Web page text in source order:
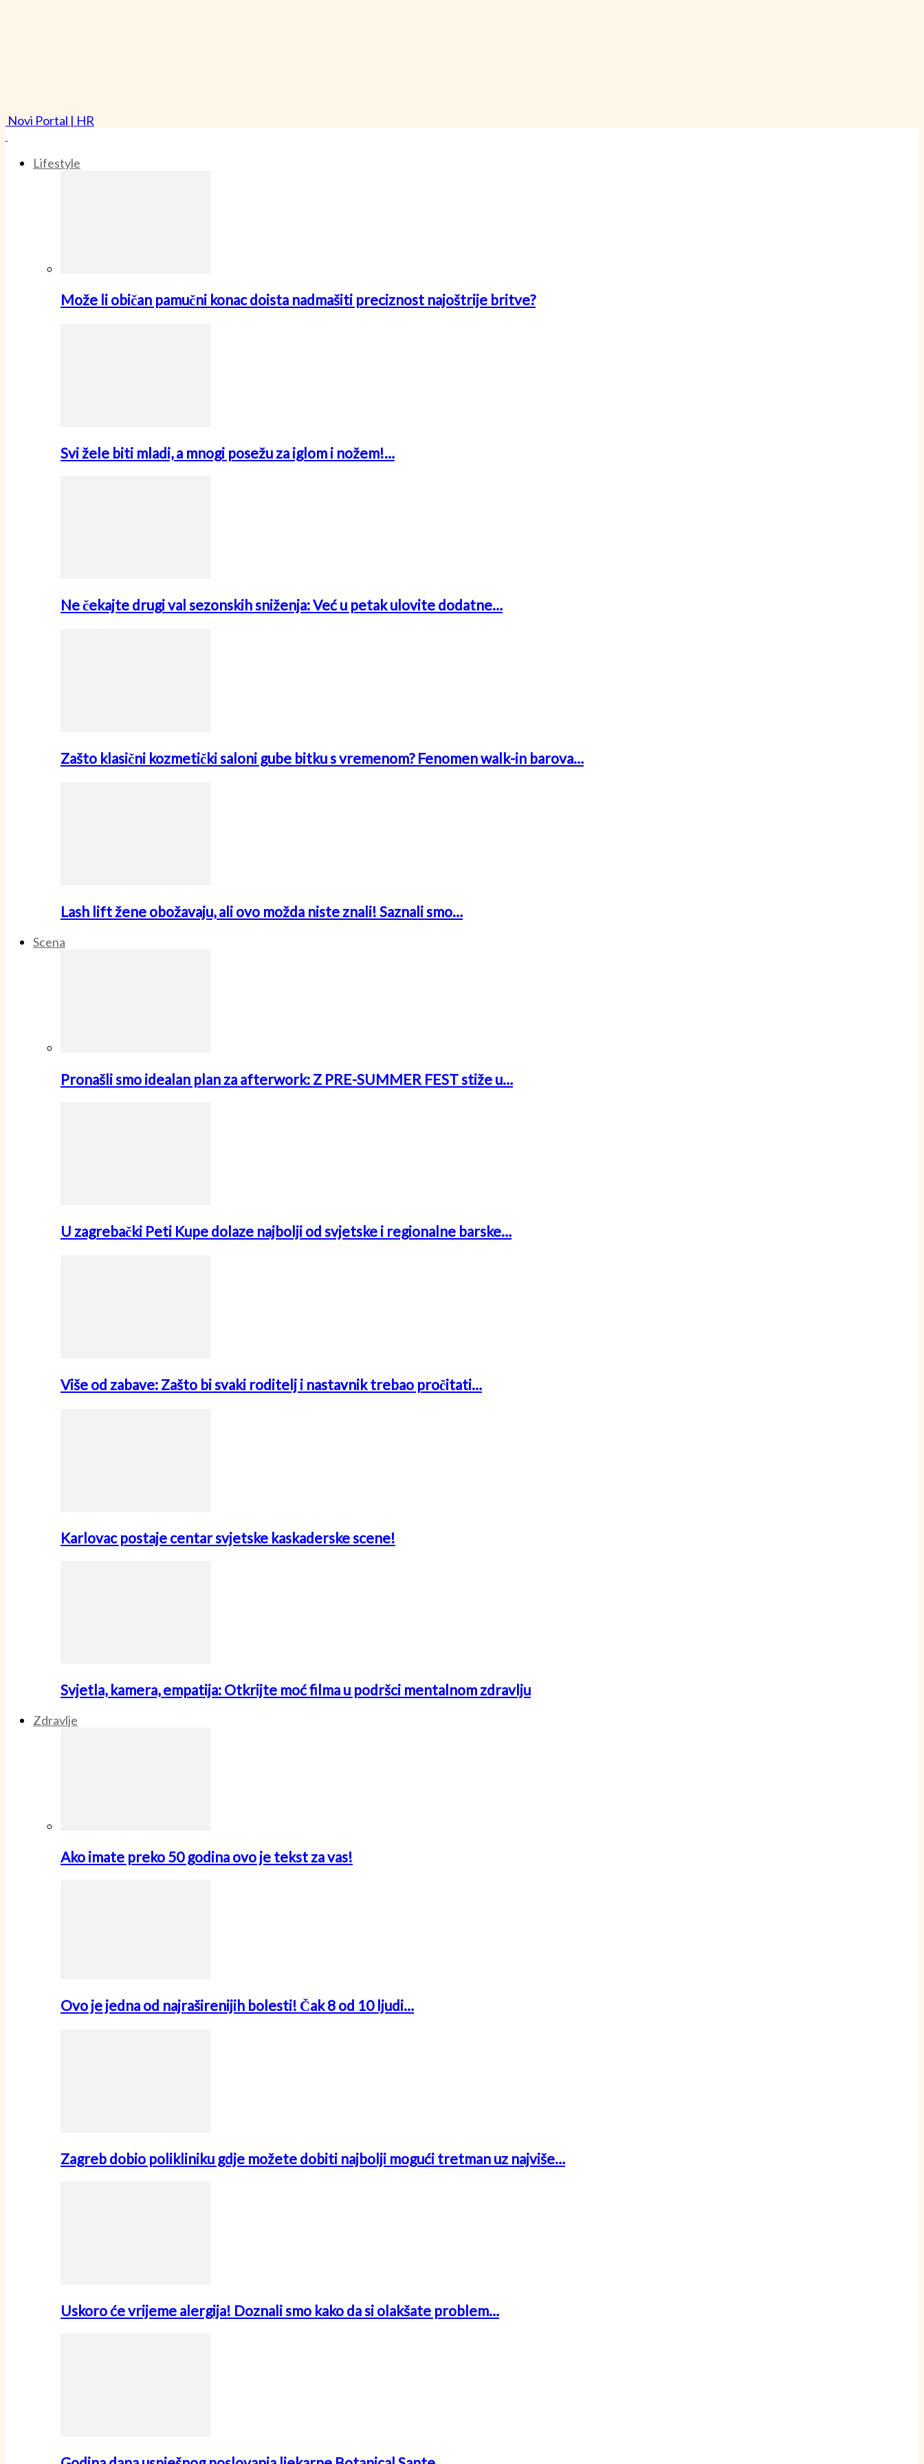
Novi Portal | HR
Lifestyle
Može li običan pamučni konac doista nadmašiti preciznost najoštrije britve?
Svi žele biti mladi, a mnogi posežu za iglom i nožem!…
Ne čekajte drugi val sezonskih sniženja: Već u petak ulovite dodatne…
Zašto klasični kozmetički saloni gube bitku s vremenom? Fenomen walk-in barova…
Lash lift žene obožavaju, ali ovo možda niste znali! Saznali smo…
Scena
Pronašli smo idealan plan za afterwork: Z PRE-SUMMER FEST stiže u…
U zagrebački Peti Kupe dolaze najbolji od svjetske i regionalne barske…
Više od zabave: Zašto bi svaki roditelj i nastavnik trebao pročitati…
Karlovac postaje centar svjetske kaskaderske scene!
Svjetla, kamera, empatija: Otkrijte moć filma u podršci mentalnom zdravlju
Zdravlje
Ako imate preko 50 godina ovo je tekst za vas!
Ovo je jedna od najraširenijih bolesti! Čak 8 od 10 ljudi…
Zagreb dobio polikliniku gdje možete dobiti najbolji mogući tretman uz najviše…
Uskoro će vrijeme alergija! Doznali smo kako da si olakšate problem…